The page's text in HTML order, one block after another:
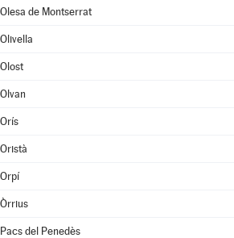
Olesa de Montserrat
Olivella
Olost
Olvan
Orís
Oristà
Orpí
Òrrius
Pacs del Penedès